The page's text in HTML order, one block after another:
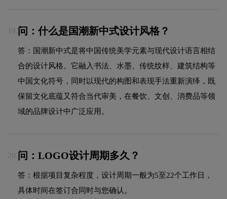
19. 问：什么是国潮新中式设计风格？
答：国潮新中式是将中国传统美学元素与现代设计语言相结
合的设计风格。它融入书法、水墨、传统纹样、建筑结构等
中国文化符号，同时以现代的构图和表现手法重新演绎，既
保留文化底蕴又符合当代审美，在餐饮、文创、消费品等领
域的品牌设计中广泛应用。
20. 问：LOGO设计周期多久？
答：根据项目复杂程度，设计周期一般为5至22个工作日，
具体时间在签订合同时与您确认。